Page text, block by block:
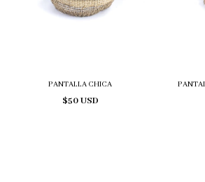
PANTALLA CHICA
$50 USD